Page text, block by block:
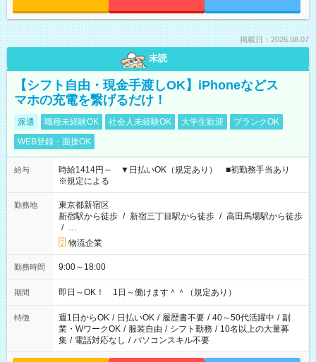
掲載日：2026.08.07
未読
【シフト自由・現金手渡しOK】iPhoneなどス
マホの充電を繋げるだけ！
派遣 職種未経験OK 社会人未経験OK 大学生歓迎
ブランクOK
WEB登録・面接OK
給与
時給1414円～ ▼日払いOK（規定あり） ■初勤務手当あり
※規定による
勤務地
東京都新宿区
新宿駅から徒歩 / 新宿三丁目駅から徒歩 / 高田馬場駅から徒歩
/ …
物流企業
勤務時間 9:00～18:00
期間 即日～OK！ 1日～働けます＾＾（規定あり）
特徴 週1日からOK / 日払いOK / 履歴書不要 / 40～50代活躍中 / 副
業・WワークOK / 服装自由 / シフト勤務 / 10名以上の大量募
集 / 電話対応なし / パソコンスキル不要